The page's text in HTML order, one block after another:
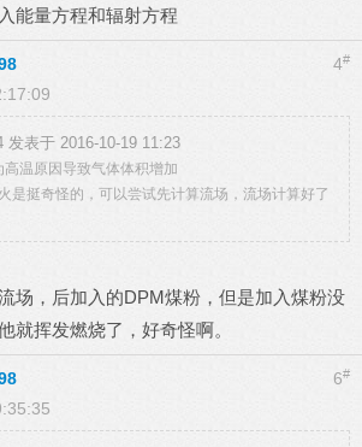
能量方程和辐射方程
4#
发表于 2016-10-19 11:23
温原因导致气体体积增加
是挺奇怪的，可以尝试先计算流场，流场计算好了
场，后加入的DPM煤粉，但是加入煤粉没
就挥发燃烧了，好奇怪啊。
6#